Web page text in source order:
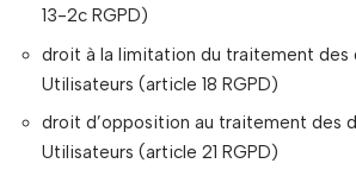
13-2c RGPD)
droit à la limitation du traitement des
Utilisateurs (article 18 RGPD)
droit d’opposition au traitement des
Utilisateurs (article 21 RGPD)